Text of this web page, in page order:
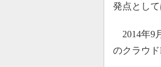
発点として
2014年9
のクラウド